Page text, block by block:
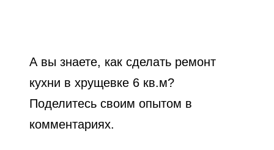
А вы знаете, как сделать ремонт
кухни в хрущевке 6 кв.м?
Поделитесь своим опытом в
комментариях.